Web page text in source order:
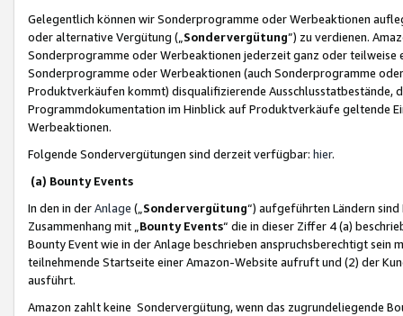
Gelegentlich können wir Sonderprogramme oder Werbeaktionen
oder alternative Vergütung („ Sondervergütung”) zu verdienen.
Sonderprogramme oder Werbeaktionen jederzeit ganz oder
Sonderprogramme oder Werbeaktionen (auch Sonderprogramme
Produktverkäufen kommt) disqualifizierende Ausschlusstatbestände,
Programmdokumentation im Hinblick auf Produktverkäufe geltende
Werbeaktionen.
Folgende Sondervergütungen sind derzeit verfügbar: hier.
(a) Bounty Events
In den in derAnlage („ Sondervergütung“) aufgeführten Ländern
Zusammenhang mit „ Bounty Events“ die in dieser Ziffer 4 (a)
Bounty Event wie in der Anlage beschrieben anspruchsberechtigt sein
teilnehmende Startseite einer Amazon-Website aufruft und (2) der
ausführt.
Amazon zahlt keine Sondervergütung, wenn das zugrundeliegende